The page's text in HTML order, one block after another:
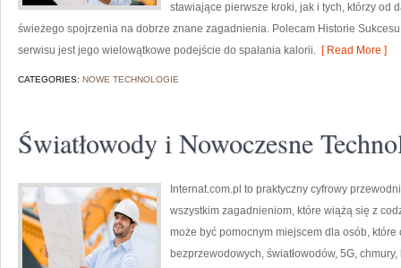
stawiające pierwsze kroki, jak i tych, którzy od
świeżego spojrzenia na dobrze znane zagadnienia. Polecam Historie
serwisu jest jego wielowątkowe podejście do spalania kalorii. [ Read More ]
CATEGORIES: NOWE TECHNOLOGIE
Światłowody i Nowoczesne
Internat.com.pl to praktyczny cyfrowy
wszystkim zagadnieniom, które wiążą się z
może być pomocnym miejscem dla osób,
bezprzewodowych, światłowodów, 5G,